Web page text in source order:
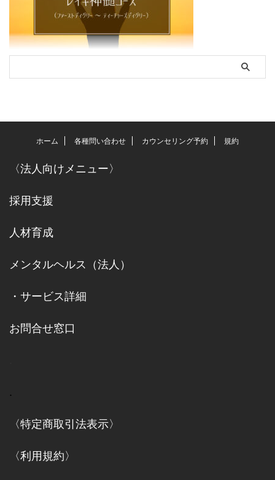
ホーム 各種問い合わせ カウンセリング予約 規約
〈法人向けメニュー〉
採用支援
人材育成
メンタルヘルス（法人）
・ サービス詳細
お問合せ窓口
.
〈特定商取引法表示〉
〈利用規約〉